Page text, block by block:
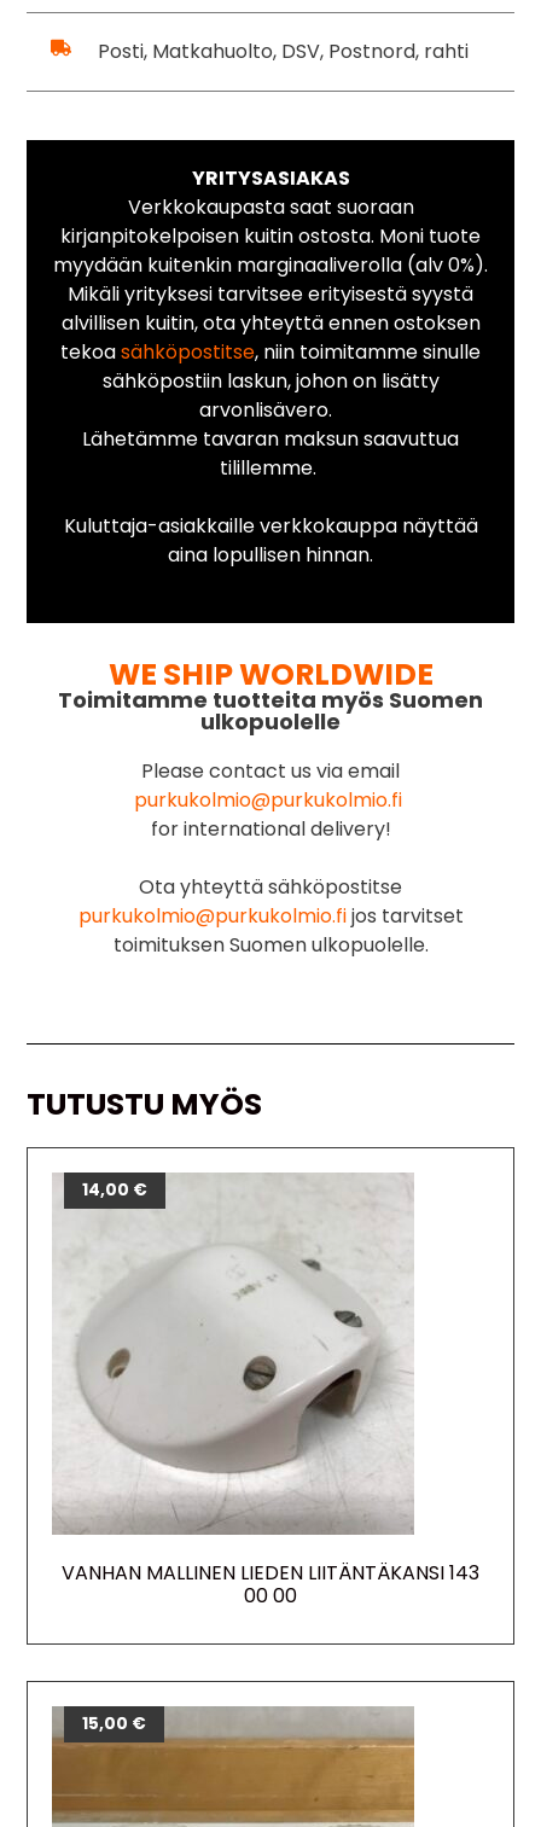
Posti, Matkahuolto, DSV, Postnord, rahti
YRITYSASIAKAS
Verkkokaupasta saat suoraan
kirjanpitokelpoisen kuitin ostosta. Moni tuote
myydään kuitenkin marginaaliverolla (alv 0%).
Mikäli yrityksesi tarvitsee erityisestä syystä
alvillisen kuitin, ota yhteyttä ennen ostoksen
tekoasähköpostitse, niin toimitamme sinulle
sähköpostiin laskun, johon on lisätty
arvonlisävero.
Lähetämme tavaran maksun saavuttua
tilillemme.
Kuluttaja-asiakkaille verkkokauppa näyttää
aina lopullisen hinnan.
WE SHIP WORLDWIDE
Toimitamme tuotteita myös Suomen
ulkopuolelle
Please contact us via email
purkukolmio@purkukolmio.fi
for international delivery!
Ota yhteyttä sähköpostitse
purkukolmio@purkukolmio.fijos tarvitset
toimituksen Suomen ulkopuolelle.
TUTUSTU MYÖS
VANHAN MALLINEN LIEDEN LIITÄNTÄKANSI 143
00 00
14,00 €
15,00 €